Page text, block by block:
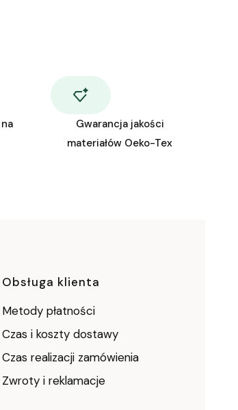
Gwarancja jakości
materiałów Oeko-Tex
Obsługa klienta
Metody płatności
Czas i koszty dostawy
Czas realizacji zamówienia
Zwroty i reklamacje